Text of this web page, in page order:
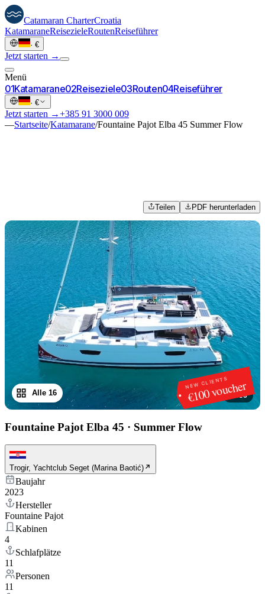
Catamaran CharterCroatia
KatamaraneReisezieleRoutenReiseführer
· €
Jetzt starten →
Menü
01Katamarane02Reiseziele03Routen04Reiseführer
· €
Jetzt starten →+385 91 3000 009
—Startseite/Katamarane/Fountaine Pajot Elba 45 Summer Flow
Teilen PDF herunterladen
NEW CLIENTS
€100 voucher
1/16
Alle 16
Fountaine Pajot Elba 45 · Summer Flow
Trogir, Yachtclub Seget (Marina Baotić)
Baujahr
2023
Hersteller
Fountaine Pajot
Kabinen
4
Schlafplätze
11
Personen
11